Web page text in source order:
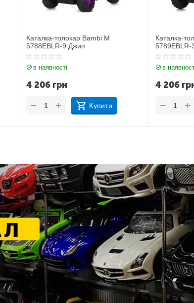
Каталка-толокар Bambi M
5789EBLR-3
в наявності
4 206 грн
Купити
+
−
Каталка-
5789EBLR-
в
4 206
+
−